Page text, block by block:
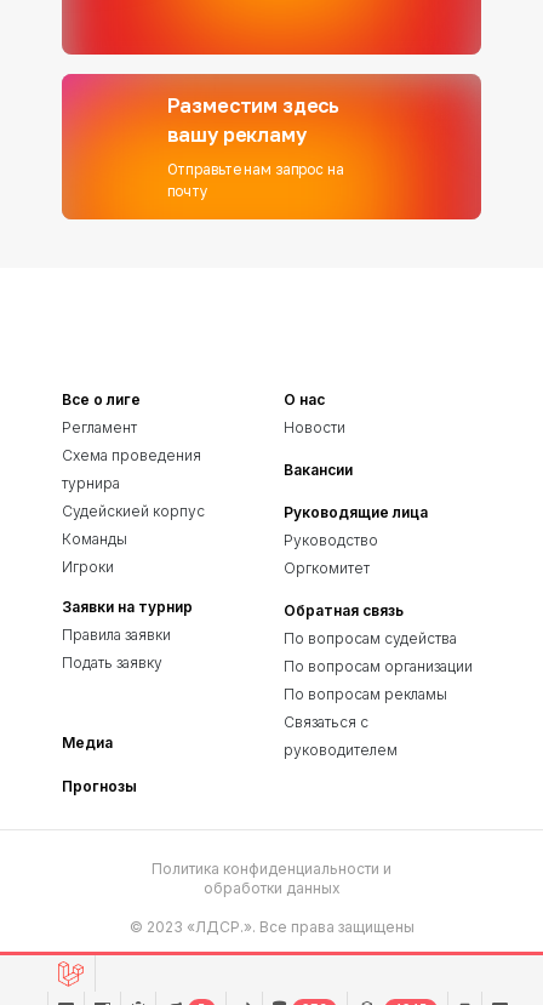
Разместим здесь
вашу рекламу
Отправьте нам запрос на
почту
Все о лиге
Регламент
Схема проведения
турнира
Судейскией корпус
Команды
Игроки
Заявки на турнир
Правила заявки
Подать заявку
Медиа
Прогнозы
О нас
Новости
Вакансии
Руководящие лица
Руководство
Оргкомитет
Обратная связь
По вопросам судейства
По вопросам организации
По вопросам рекламы
Связаться с
руководителем
Политика конфиденциальности и
обработки данных
© 2023 «ЛДСР.». Все права защищены
Сайт разработан в